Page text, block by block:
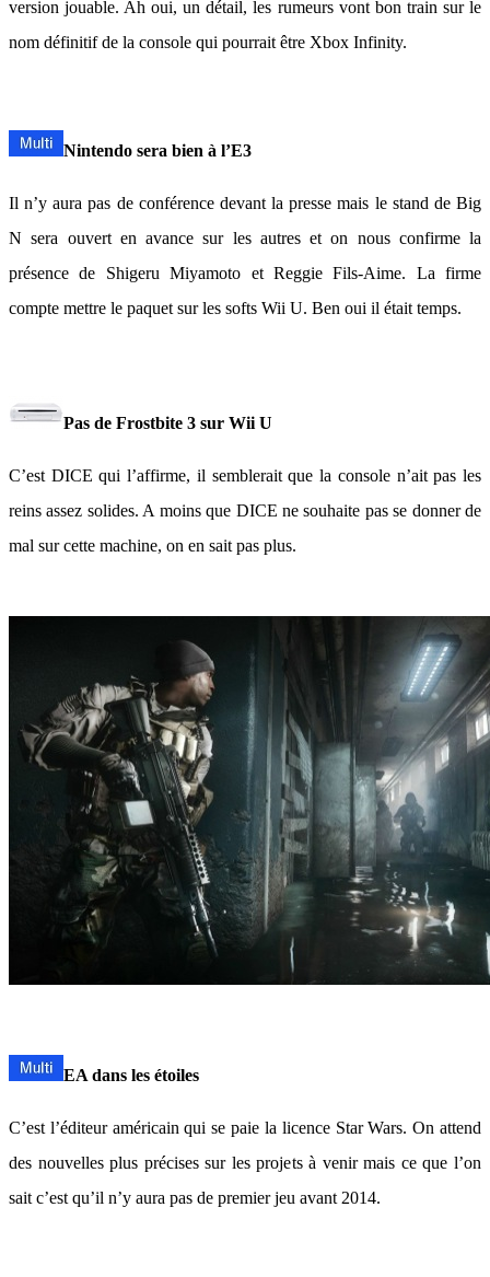
version jouable. Ah oui, un détail, les rumeurs vont bon train sur le
nom définitif de la console qui pourrait être Xbox Infinity.
Nintendo sera bien à l’E3
Il n’y aura pas de conférence devant la presse mais le stand de Big
N sera ouvert en avance sur les autres et on nous confirme la
présence de Shigeru Miyamoto et Reggie Fils-Aime. La firme
compte mettre le paquet sur les softs Wii U. Ben oui il était temps.
Pas de Frostbite 3 sur Wii U
C’est DICE qui l’affirme, il semblerait que la console n’ait pas les
reins assez solides. A moins que DICE ne souhaite pas se donner de
mal sur cette machine, on en sait pas plus.
EA dans les étoiles
C’est l’éditeur américain qui se paie la licence Star Wars. On attend
des nouvelles plus précises sur les projets à venir mais ce que l’on
sait c’est qu’il n’y aura pas de premier jeu avant 2014.